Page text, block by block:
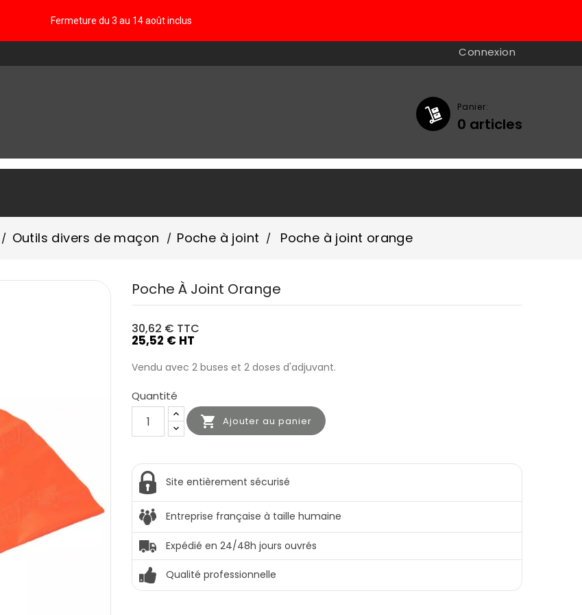
Fermeture du 3 au 14 août inclus
Connexion
Panier:
0 articles
Outils divers de maçon Poche à joint Poche à joint orange
Poche À Joint Orange
30,62 € TTC
25,52 € HT
Vendu avec 2 buses et 2 doses d'adjuvant.
Quantité
 Ajouter au panier
Site entièrement sécurisé
Entreprise française à taille humaine
Expédié en 24/48h jours ouvrés
Qualité professionnelle